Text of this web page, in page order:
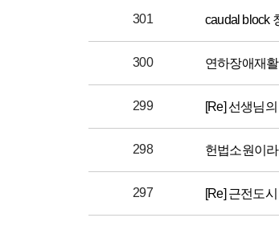
301 caudal block
300 연하장애재
299 [Re] 선생님
298 헌법소원이
297 [Re] 근전도